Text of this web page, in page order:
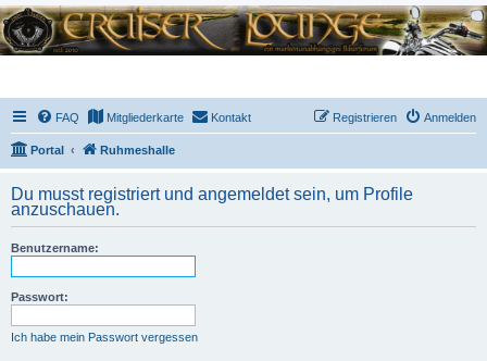
FAQ Mitgliederkarte Kontakt Anmelden
Registrieren
Portal Ruhmeshalle
Du musst registriert und angemeldet sein, um Profile
anzuschauen.
Benutzername:
Passwort:
Ich habe mein Passwort vergessen